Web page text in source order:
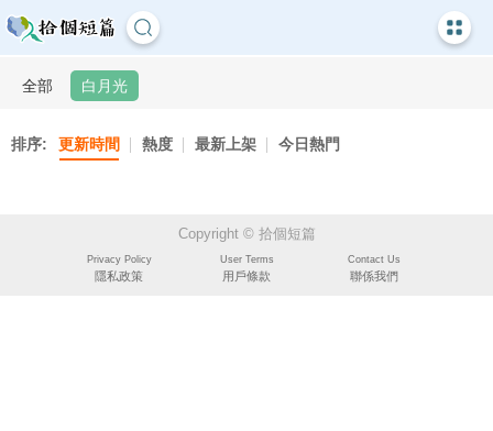
全部 白月光
排序: 更新時間 熱度 最新上架 今日熱門
Copyright © 拾個短篇
Privacy Policy
隱私政策
User Terms
用戶條款
Contact Us
聯係我們